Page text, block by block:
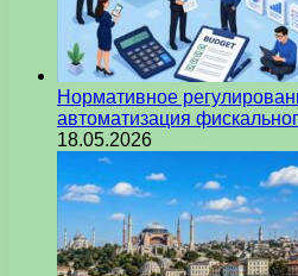
Нормативное
автоматизация
18.05.2026